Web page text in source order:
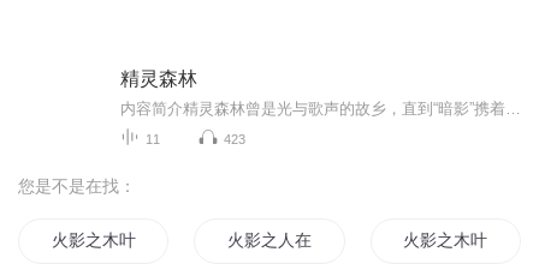
精灵森林
11 423
您是不是在找：
火影之木叶传奇 火影之人在木叶 火影之木叶风